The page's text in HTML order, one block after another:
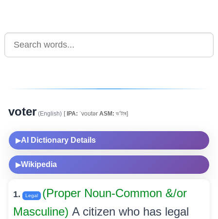
voter (English) [IPA: ˈvoʊtər ASM: ভ’টাৰ]
▶AI Dictionary Details
▶Wikipedia
1. Legal
(Proper Noun-Common &/or
Masculine) A citizen who has legal